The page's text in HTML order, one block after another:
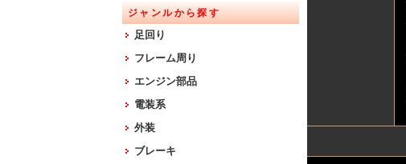
ジャンルから探す
足回り
フレーム周り
エンジン部品
電装系
外装
ブレーキ